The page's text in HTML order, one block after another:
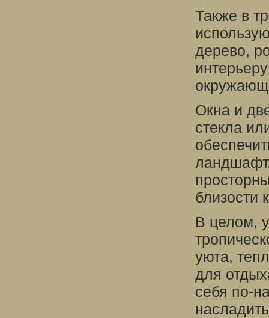
Также в
дерево,
Окна и
стекла
близости
В целом,
уюта,
для
себя по-